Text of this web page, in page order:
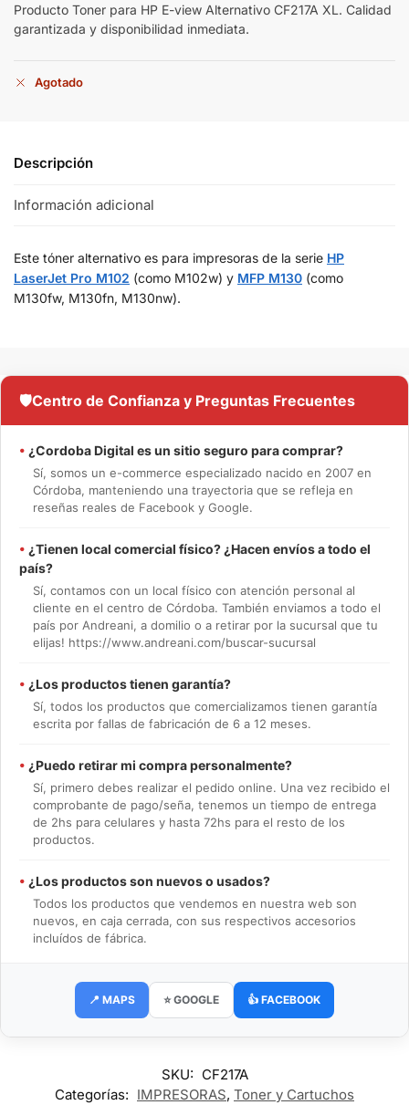
Producto Toner para HP E-view Alternativo CF217A XL. Calidad
garantizada y disponibilidad inmediata.
Agotado
Descripción
Información adicional
Este tóner alternativo es para impresoras de la serie HP
LaserJet Pro M102 (como M102w) y MFP M130 (como
M130fw, M130fn, M130nw).
🛡️Centro de Confianza y Preguntas Frecuentes
• ¿Cordoba Digital es un sitio seguro para comprar?
Sí, somos un e-commerce especializado nacido en 2007 en
Córdoba, manteniendo una trayectoria que se refleja en
reseñas reales de Facebook y Google.
• ¿Tienen local comercial físico? ¿Hacen envíos a todo el
país?
Sí, contamos con un local físico con atención personal al
cliente en el centro de Córdoba. También enviamos a todo el
país por Andreani, a domilio o a retirar por la sucursal que tu
elijas! https://www.andreani.com/buscar-sucursal
• ¿Los productos tienen garantía?
Sí, todos los productos que comercializamos tienen garantía
escrita por fallas de fabricación de 6 a 12 meses.
• ¿Puedo retirar mi compra personalmente?
Sí, primero debes realizar el pedido online. Una vez recibido el
comprobante de pago/seña, tenemos un tiempo de entrega
de 2hs para celulares y hasta 72hs para el resto de los
productos.
• ¿Los productos son nuevos o usados?
Todos los productos que vendemos en nuestra web son
nuevos, en caja cerrada, con sus respectivos accesorios
incluídos de fábrica.
📍 MAPS ⭐ GOOGLE 👍 FACEBOOK
SKU: CF217A
Categorías: IMPRESORAS, Toner y Cartuchos